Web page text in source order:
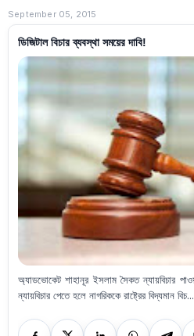
September 05, 2015
ডিজিটাল বিচার ব্যবস্থা সময়ের দাবি!
অ্যাডভোকেট শাহানূর ইসলাম সৈকত ন্যায়বিচার পাওয়া অধিকার মানুষের সাংবিধানিক অধিকার।
ন্যায়বিচার পেতে হলে নাগরিককে রাষ্ট্রের বিদ্যমান বিচ...